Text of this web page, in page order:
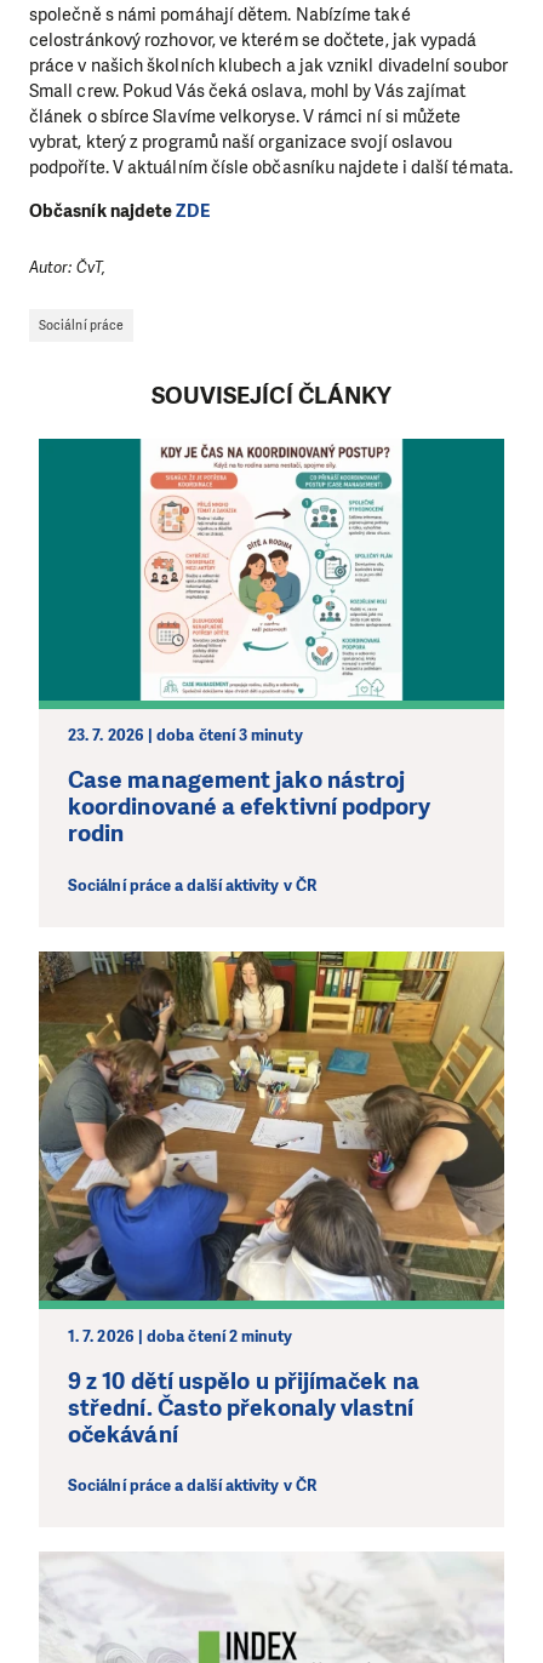
společně s námi pomáhají dětem. Nabízíme také
celostránkový rozhovor, ve kterém se dočtete, jak vypadá
práce v našich školních klubech a jak vznikl divadelní soubor
Small crew. Pokud Vás čeká oslava, mohl by Vás zajímat
článek o sbírce Slavíme velkoryse. V rámci ní si můžete
vybrat, který z programů naší organizace svojí oslavou
podpoříte. V aktuálním čísle občasníku najdete i další témata.
Občasník najdeteZDE
Autor: ČvT,
Sociální práce
SOUVISEJÍCÍ ČLÁNKY
23. 7. 2026 | doba čtení 3 minuty
Case management jako nástroj
koordinované a efektivní podpory
rodin
Sociální práce a další aktivity v ČR
1. 7. 2026 | doba čtení 2 minuty
9 z 10 dětí uspělo u přijímaček na
střední. Často překonaly vlastní
očekávání
Sociální práce a další aktivity v ČR
PODPOŘTE NÁS!
bez Vaší podpory. Ať už se nám rozhodnete pomoci
jedním darem nebo se stanete pravidelným dárcem
Klubu přátel, Vaše dary nám umožní pomoci vždy tam,
kde je to nejvíce potřeba.